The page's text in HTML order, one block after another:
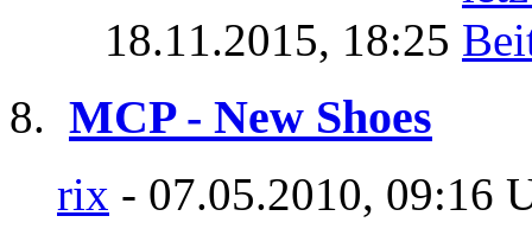
18.11.2015, 18:25
MCP - New Shoes
rix - 07.05.2010, 09:16